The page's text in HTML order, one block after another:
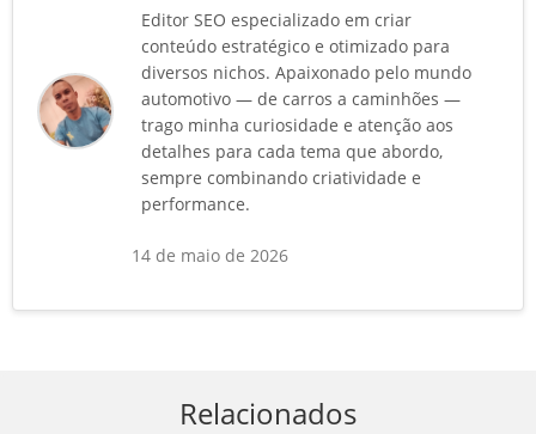
Editor SEO especializado em criar
conteúdo estratégico e otimizado para
diversos nichos. Apaixonado pelo mundo
automotivo — de carros a caminhões —
trago minha curiosidade e atenção aos
detalhes para cada tema que abordo,
sempre combinando criatividade e
performance.
14 de maio de 2026
Relacionados